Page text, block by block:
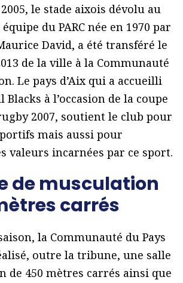
le stade aixois dévolu au
du PARC née en 1970 par
David, a été transféré le
de la ville à la Communauté
Le pays d’Aix qui a accueilli
Blacks à l’occasion de la coupe
2007, soutient le club pour
mais aussi pour
valeurs incarnées par ce sport.
de musculation
carrés
la Communauté du Pays
outre la tribune, une salle
de 450 mètres carrés ainsi que